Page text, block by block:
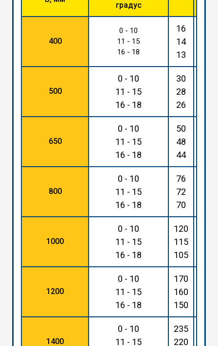
градус
400
0 - 10
11 - 15
16 - 18
16
14
13
500
0 - 10
11 - 15
16 - 18
30
28
26
650
0 - 10
11 - 15
16 - 18
50
48
44
800
0 - 10
11 - 15
16 - 18
76
72
70
1000
0 - 10
11 - 15
16 - 18
120
115
105
1200
0 - 10
11 - 15
16 - 18
170
160
150
1400
0 - 10
11 - 15
235
220